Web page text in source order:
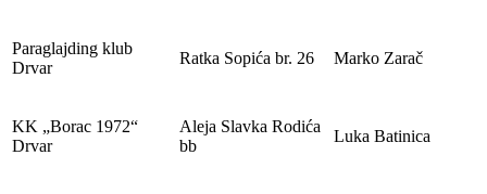
Paraglajding klub
Drvar
Ratka Sopića br. 26 Marko Zarač
KK „Borac 1972“
Drvar
Aleja Slavka Rodića
bb
Luka Batinica